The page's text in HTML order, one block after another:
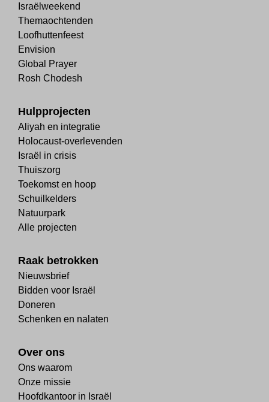
Israëlweekend
Themaochtenden
Loofhuttenfeest
Envision
Global Prayer
Rosh Chodesh
Hulpprojecten
Aliyah en integratie
Holocaust-overlevenden
Israël in crisis
Thuiszorg
Toekomst en hoop
Schuilkelders
Natuurpark
Alle projecten
Raak betrokken
Nieuwsbrief
Bidden voor Israël
Doneren
Schenken en nalaten
Over ons
Ons waarom
Onze missie
Hoofdkantoor in Israël